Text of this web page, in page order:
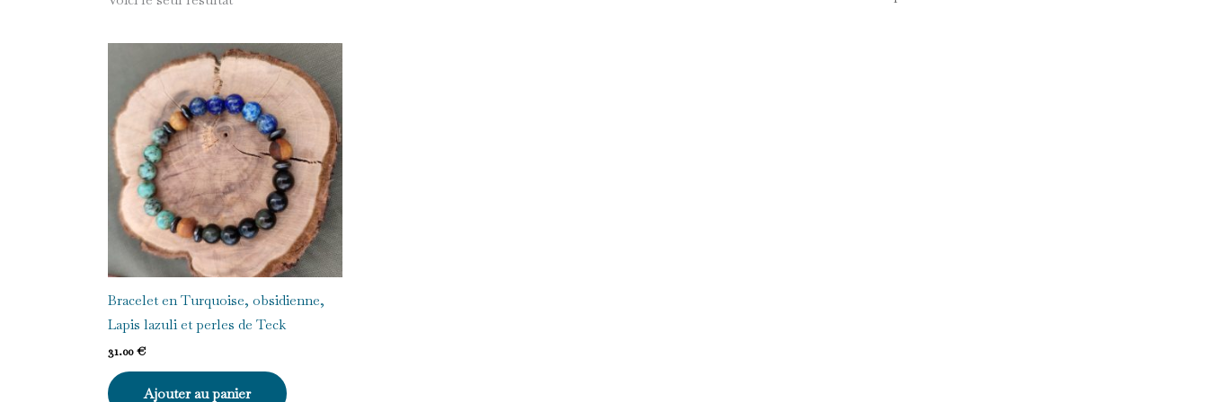
Bracelet en Turquoise, obsidienne,
Lapis lazuli et perles de Teck
31.00€
Ajouter au panier